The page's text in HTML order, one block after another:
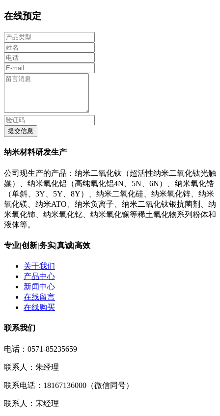
在线预定
提交信息
纳米材料研发生产
公司现生产的产品：纳米二氧化钛（超活性纳米二氧化钛光触
媒）、纳米氧化铝（高纯氧化铝4N、5N、6N）、纳米氧化锆
（单斜、3Y、5Y、8Y）、纳米二氧化硅、纳米氧化锌、纳米
氧化镁、纳米ATO、纳米负离子、纳米二氧化钛银抗菌剂、纳
米氧化铈、纳米氧化钇、纳米氧化镧等稀土氧化物系列粉体和
液体等。
专业|创新|务实|真诚|高效
关于我们
产品中心
新闻中心
在线留言
在线购买
联系我们
电话：0571-85235659
联系人：朱经理
联系电话：18167136000（微信同号）
联系人：宋经理